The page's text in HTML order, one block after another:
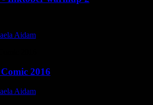
Aidam
2016
Aidam